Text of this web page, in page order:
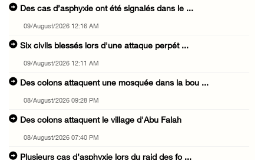
Des cas d’asphyxie ont été signalés dans le ...
09/August/2026 12:16 AM
Six civils blessés lors d'une attaque perpét ...
09/August/2026 12:11 AM
Des colons attaquent une mosquée dans la bou ...
08/August/2026 09:28 PM
Des colons attaquent le village d'Abu Falah
08/August/2026 07:40 PM
Plusieurs cas d’asphyxie lors du raid des fo ...